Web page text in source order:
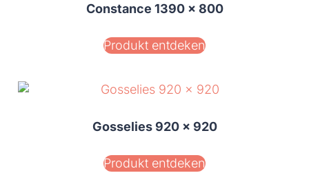
Constance 1390 x 800
Produkt entdeken
Gosselies 920 x 920
Produkt entdeken